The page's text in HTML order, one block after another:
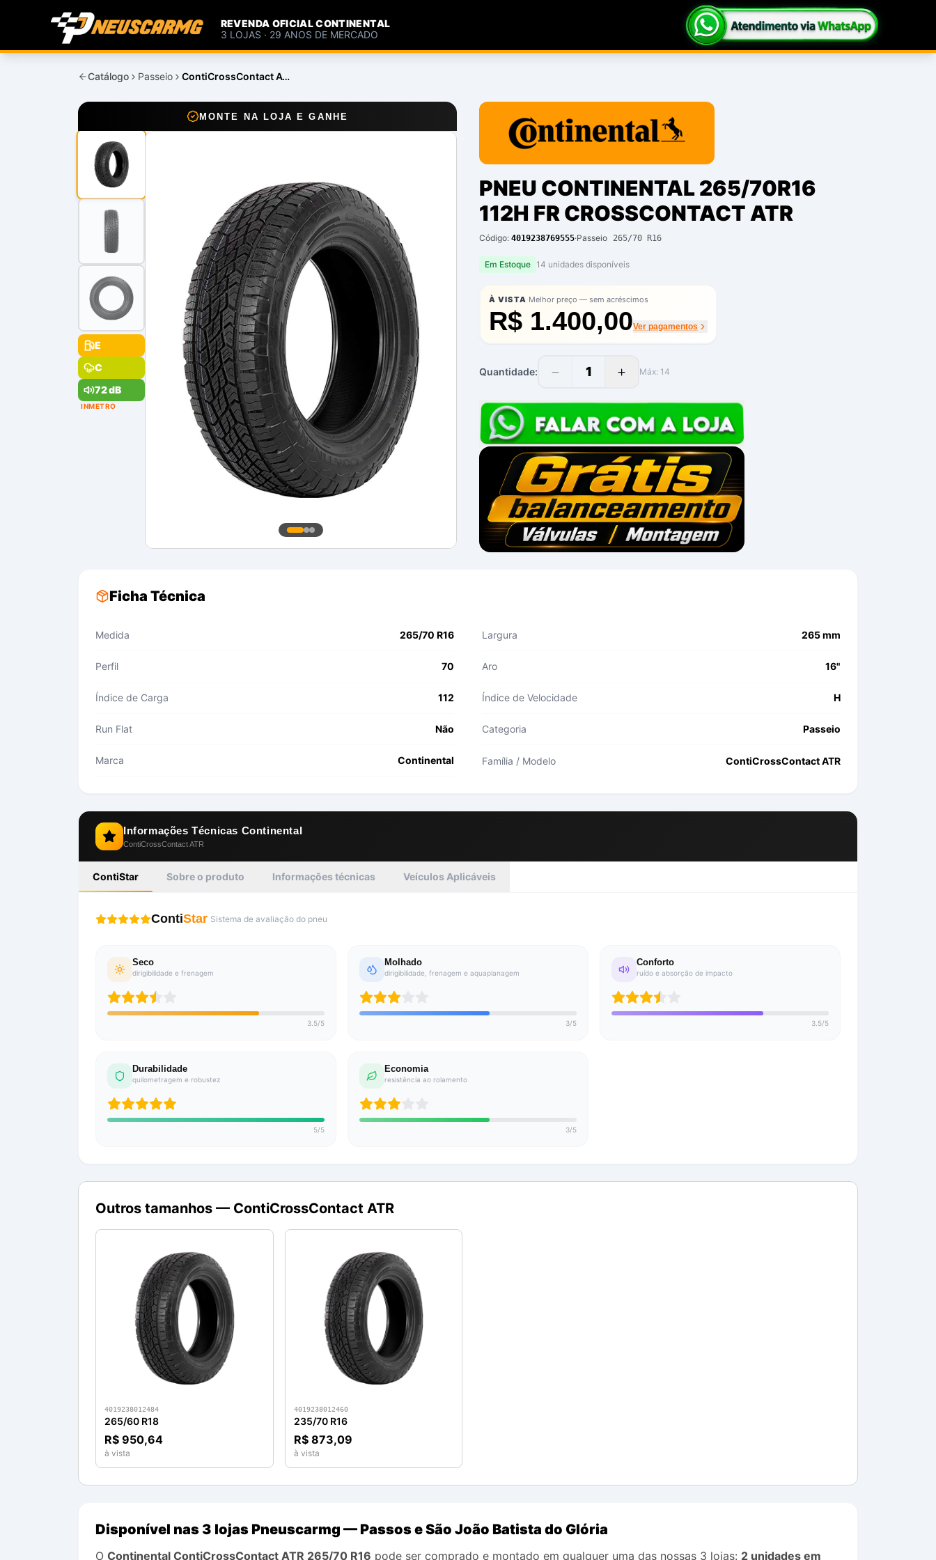
REVENDA OFICIAL CONTINENTAL
3 LOJAS · 29 ANOS DE MERCADO
Catálogo Passeio ContiCrossContact ATR
MONTE NA LOJA E GANHE
E
C
72 dB
INMETRO
PNEU CONTINENTAL 265/70R16
112H FR CROSSCONTACT ATR
Código: 4019238769555·Passeio 265/70 R16
Em Estoque 14 unidades disponíveis
À VISTA·Melhor preço — sem acréscimos
R$ 1.400,00Ver pagamentos
Quantidade: 1 Máx: 14
Ficha Técnica
Medida 265/70 R16 Largura 265 mm
Perfil 70 Aro 16"
Índice de Carga 112 Índice de Velocidade H
Run Flat Não Categoria Passeio
Marca Continental Família / Modelo ContiCrossContact ATR
Informações Técnicas Continental
ContiCrossContact ATR
ContiStar Sobre o produto Informações técnicas Veículos Aplicáveis
ContiStar Sistema de avaliação do pneu
Seco
dirigibilidade e frenagem
3.5/5
Molhado
dirigibilidade, frenagem e aquaplanagem
3/5
Conforto
ruído e absorção de impacto
3.5/5
Durabilidade
quilometragem e robustez
5/5
Economia
resistência ao rolamento
3/5
Outros tamanhos — ContiCrossContact ATR
4019238012484
265/60 R18
R$ 950,64
à vista
4019238012460
235/70 R16
R$ 873,09
à vista
Disponível nas 3 lojas Pneuscarmg — Passos e São João Batista do Glória
O Continental ContiCrossContact ATR 265/70 R16 pode ser comprado e montado em qualquer uma das nossas 3 lojas: 2 unidades em